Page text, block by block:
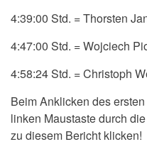
4:39:00 Std. = Thorsten
4:47:00 Std. = Wojciech
4:58:24 Std. = Christoph
Beim Anklicken des
linken Maustaste durch
zu diesem Bericht klicken!